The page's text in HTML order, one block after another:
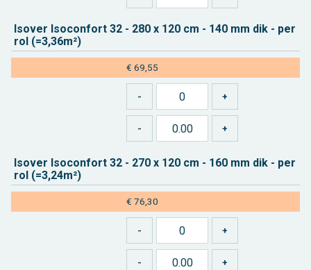
Is­over Iso­con­fort 32 - 280 x 120 cm - 140 mm dik - per
rol (=3,36m²)
€ 69,55
Is­over Iso­con­fort 32 - 270 x 120 cm - 160 mm dik - per
rol (=3,24m²)
€ 76,30